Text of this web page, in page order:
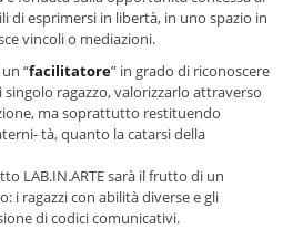
di esprimersi in libertà, in uno spazio in
vincoli o mediazioni.
“facilitatore” in grado di riconoscere
ragazzo, valorizzarlo attraverso
ma soprattutto restituendo
tà, quanto la catarsi della
LAB.IN.ARTE sarà il frutto di un
i ragazzi con abilità diverse e gli
di codici comunicativi.